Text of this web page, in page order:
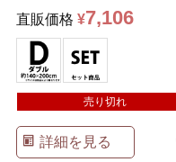
直販価格 ¥7,106
売り切れ
詳細を見る